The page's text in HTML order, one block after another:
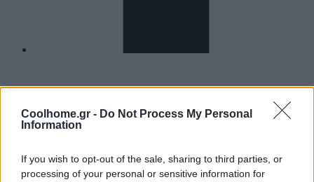
Coolhome.gr - Do Not Process My Personal
Information
If you wish to opt-out of the sale, sharing to third parties, or
processing of your personal or sensitive information for
SMART HOME & DEVICES
AUDIO/VISUAL
ΘΕΡΜΟΣΤΑΤΕΣ & ΚΛΙΜΑΤΙΣΜΟΣ
ΚΑΘΑΡΙΟΤΗΤΑ